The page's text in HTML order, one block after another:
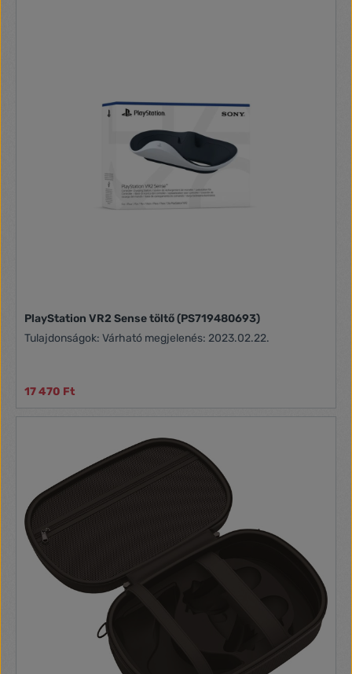
PlayStation VR2 Sense töltő (PS719480693)
Tulajdonságok: Várható megjelenés: 2023.02.22.
17 470 Ft